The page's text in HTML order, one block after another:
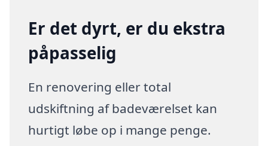
Er det dyrt, er du ekstra
påpasselig
En renovering eller total
udskiftning af badeværelset kan
hurtigt løbe op i mange penge.